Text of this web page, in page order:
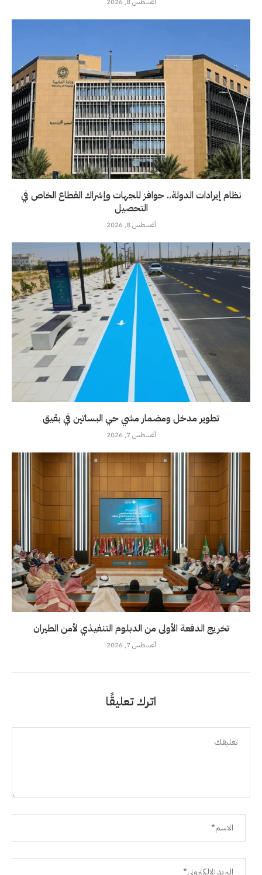
نظام إيرادات الدولة.. حوافز للجهات وإشراك القطاع الخاص في
التحصيل
أغسطس 8, 2026
تطوير مدخل ومضمار مشي حي البساتين في بقيق
أغسطس 7, 2026
تخريج الدفعة الأولى من الدبلوم التنفيذي لأمن الطيران
أغسطس 7, 2026
اترك تعليقًا